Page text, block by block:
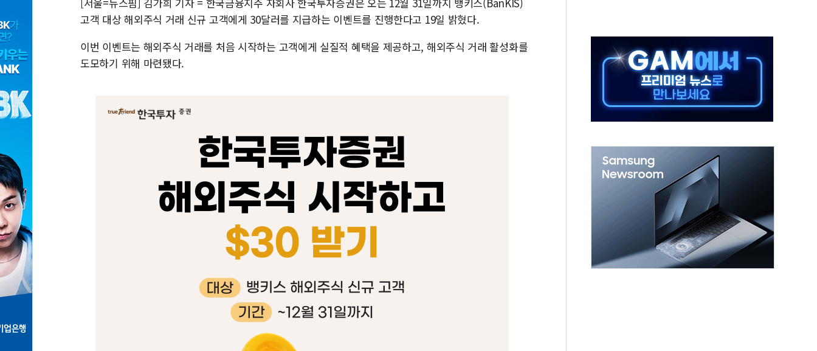
인천 선재도 갯벌서 해루질 중 실종 60대 나흘만에 숨진 채 발견
인천서 말다툼 중 어머니 흉기 살해 10대 아들 체포
'화합' 꺼낸 김민석에 '뻔뻔' 받아친 정청래…제주 연설서 신경전 고조
고객 대상 해외주식 거래 신규 고객에게 30달러를 지급하는 이벤트를 진행한다고 19일 밝혔다.
이번 이벤트는 해외주식 거래를 처음 시작하는 고객에게 실질적 혜택을 제공하고, 해외주식 거래 활성화를
도모하기 위해 마련됐다.